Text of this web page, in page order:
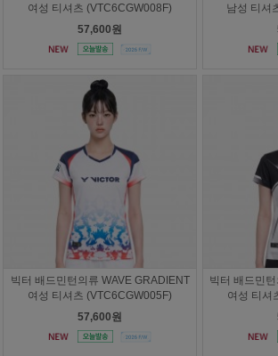
여성 티셔츠 (VTC6CGW008F)
57,600원
남성 티셔
빅터 배드민턴의류 WAVE GRADIENT
여성 티셔츠 (VTC6CGW005F)
57,600원
빅터 배드민
여성 티셔